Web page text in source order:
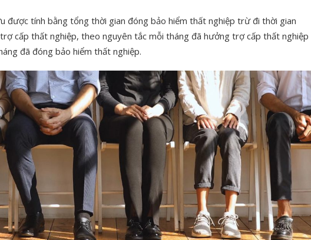
được tính bằng tổng thời gian đóng bảo hiểm thất nghiệp trừ đi thời gian
cấp thất nghiệp, theo nguyên tắc mỗi tháng đã hưởng trợ cấp thất nghiệp
đã đóng bảo hiểm thất nghiệp.